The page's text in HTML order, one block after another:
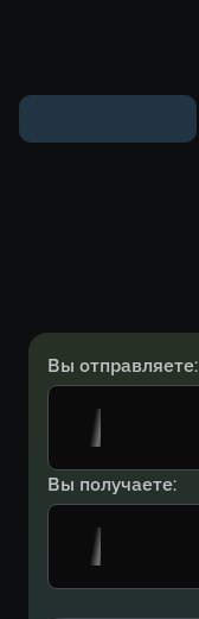
Вы отправляете:
Вы получаете: